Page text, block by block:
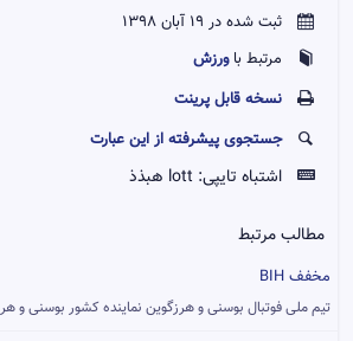
ثبت شده در 19 آبان 1398
مرتبط باورزش
نسخه قابل پرينت
جستجوی پیشرفته از این عبارت
اشتباه تایپی: lott هبذذ
مطالب مرتبط
مخفف BIH
تیم ملی فوتبال بوسنی و هرزگوین نماینده کشور بوسنی و